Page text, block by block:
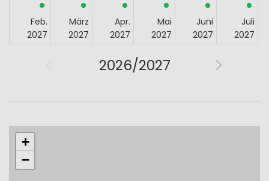
Feb.
2027
März
2027
Apr.
2027
Mai
2027
Juni
2027
Juli
2027
2026/2027
+
−